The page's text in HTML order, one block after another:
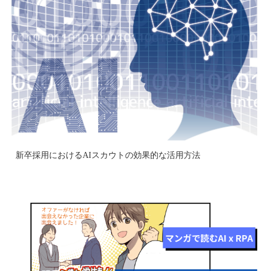
新卒採用におけるAIスカウトの効果的な活用方法